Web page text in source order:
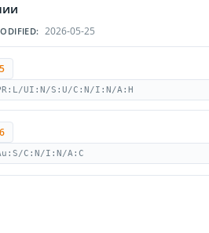
2026-05-25
UI:N/S:U/C:N/I:N/A:H
C:N/I:N/A:C